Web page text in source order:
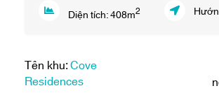
Diện tích:408m2
Tên khu:Cove
Residences